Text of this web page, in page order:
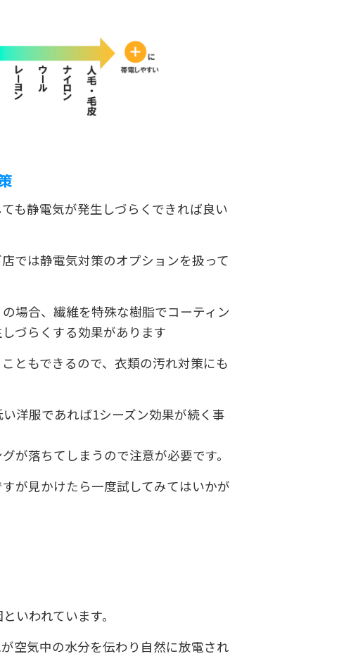
も静電気が発生しづらくできれば良い
では静電気対策のオプションを扱って
場合、繊維を特殊な樹脂でコーティン
づらくする効果があります
ともできるので、衣類の汚れ対策にも
洋服であれば1シーズン効果が続く事
が落ちてしまうので注意が必要です。
が見かけたら一度試してみてはいかが
いわれています。
空気中の水分を伝わり自然に放電され